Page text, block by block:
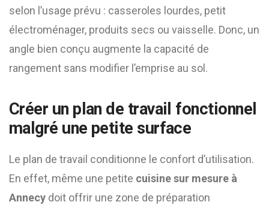
selon l’usage prévu : casseroles lourdes, petit
électroménager, produits secs ou vaisselle. Donc, un
angle bien conçu augmente la capacité de
rangement sans modifier l’emprise au sol.
Créer un plan de travail fonctionnel
malgré une petite surface
Le plan de travail conditionne le confort d’utilisation.
En effet, même une petite cuisine sur mesure à
Annecy doit offrir une zone de préparation